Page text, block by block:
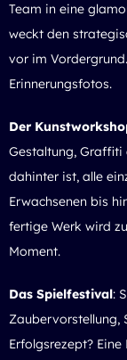
Team in eine
weckt den
vor im
Erinnerungsfotos.
Der
Gestaltung, Graffiti
dahinter ist, alle
Erwachsenen bis
fertige Werk wird
Moment.
Das Spielfestival:
Zaubervorstellung,
Erfolgsrezept?